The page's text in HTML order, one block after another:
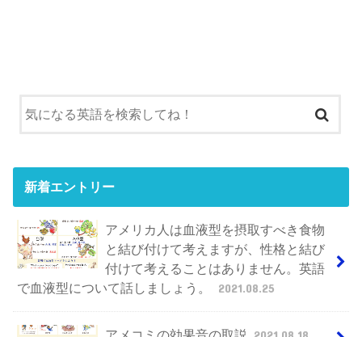
新着エントリー
アメリカ人は血液型を摂取すべき食物
と結び付けて考えますが、性格と結び
付けて考えることはありません。英語
で血液型について話しましょう。
2021.08.25